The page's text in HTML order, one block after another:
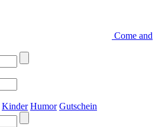
Come and
Kinder Humor Gutschein